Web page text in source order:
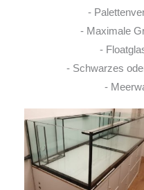
-
- Maximale
-
- Schwarzes
-